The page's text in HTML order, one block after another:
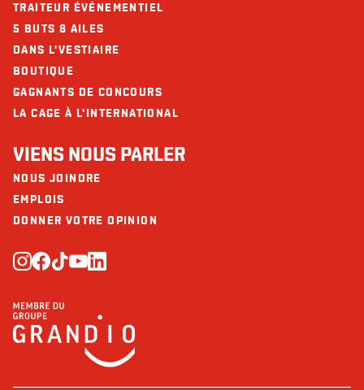
TRAITEUR ÉVÉNEMENTIEL
5 BUTS 8 AILES
DANS L'VESTIAIRE
BOUTIQUE
GAGNANTS DE CONCOURS
LA CAGE À L'INTERNATIONAL
VIENS NOUS PARLER
NOUS JOINDRE
EMPLOIS
DONNER VOTRE OPINION